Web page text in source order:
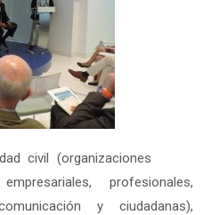
civil (organizaciones
profesionales,
y ciudadanas),